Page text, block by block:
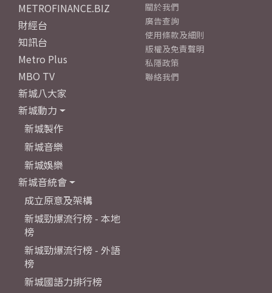
METROFINANCE.BIZ
財經台
知訊台
Metro Plus
MBO TV
新城八大家
新城動力
新城製作
新城音樂
新城娛樂
新城音統會
成立原意及架構
新城勁爆流行榜 - 本地
榜
新城勁爆流行榜 - 外語
榜
新城國語力排行榜
關於我們
廣告查詢
使用條款及細則
版權及免責聲明
私隱政策
聯絡我們